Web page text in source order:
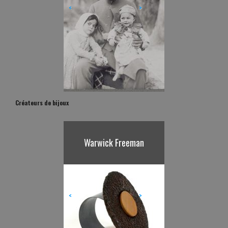
< >
Créateurs de bijoux
Karl Fritsch
< >